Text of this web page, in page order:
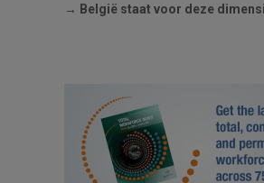
→ België staat voor deze